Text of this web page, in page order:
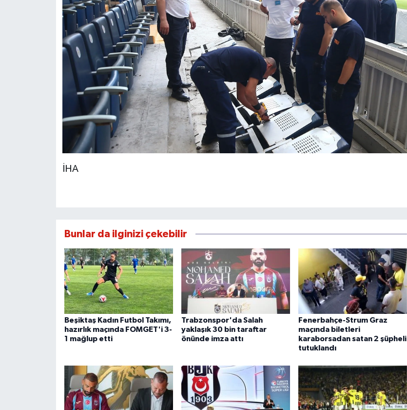
İHA
Bunlar da ilginizi çekebilir
Beşiktaş Kadın Futbol Takımı,
hazırlık maçında FOMGET'i 3-
1 mağlup etti
Trabzonspor'da Salah
yaklaşık 30 bin taraftar
önünde imza attı
Fenerbahçe-Strum Graz
maçında biletleri
karaborsadan satan 2 şüpheli
tutuklandı